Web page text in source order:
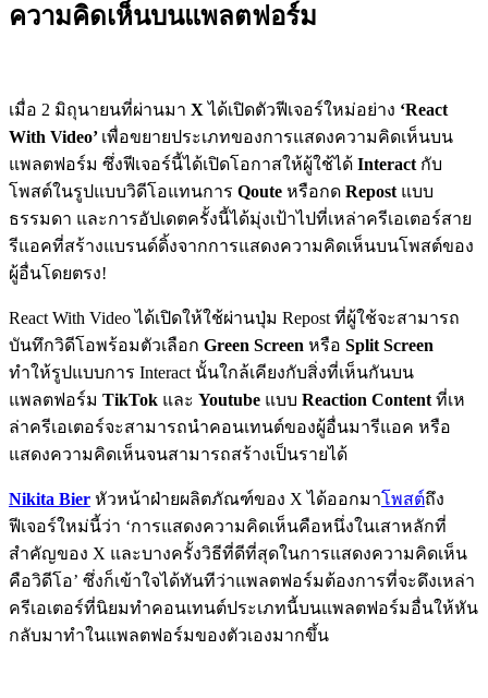
ความคิดเห็นบนแพลตฟอร์ม
เมื่อ 2 มิถุนายนที่ผ่านมา X ได้เปิดตัวฟีเจอร์ใหม่อย่าง ‘React
With Video’ เพื่อขยายประเภทของการแสดงความคิดเห็นบน
แพลตฟอร์ม ซึ่งฟีเจอร์นี้ได้เปิดโอกาสให้ผู้ใช้ได้ Interact กับ
โพสต์ในรูปแบบวิดีโอแทนการ Qoute หรือกด Repost แบบ
ธรรมดา และการอัปเดตครั้งนี้ได้มุ่งเป้าไปที่เหล่าครีเอเตอร์สาย
รีแอคที่สร้างแบรนด์ดิ้งจากการแสดงความคิดเห็นบนโพสต์ของ
ผู้อื่นโดยตรง!
React With Video ได้เปิดให้ใช้ผ่านปุ่ม Repost ที่ผู้ใช้จะสามารถ
บันทึกวิดีโอพร้อมตัวเลือก Green Screen หรือ Split Screen
ทำให้รูปแบบการ Interact นั้นใกล้เคียงกับสิ่งที่เห็นกันบน
แพลตฟอร์ม TikTok และ Youtube แบบ Reaction Content ที่เห
ล่าครีเอเตอร์จะสามารถนำคอนเทนต์ของผู้อื่นมารีแอค หรือ
แสดงความคิดเห็นจนสามารถสร้างเป็นรายได้
Nikita Bier หัวหน้าฝ่ายผลิตภัณฑ์ของ X ได้ออกมาโพสต์ถึง
ฟีเจอร์ใหม่นี้ว่า ‘การแสดงความคิดเห็นคือหนึ่งในเสาหลักที่
สำคัญของ X และบางครั้งวิธีที่ดีที่สุดในการแสดงความคิดเห็น
คือวิดีโอ’ ซึ่งก็เข้าใจได้ทันทีว่าแพลตฟอร์มต้องการที่จะดึงเหล่า
ครีเอเตอร์ที่นิยมทำคอนเทนต์ประเภทนี้บนแพลตฟอร์มอื่นให้หัน
กลับมาทำในแพลตฟอร์มของตัวเองมากขึ้น